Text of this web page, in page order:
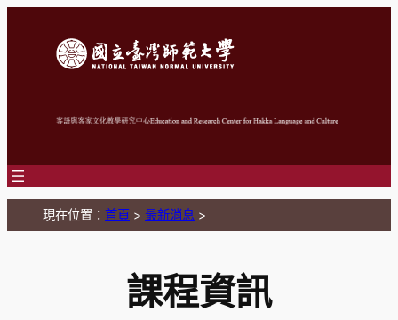
現在位置： 首頁 > 最新消息 >
課程資訊